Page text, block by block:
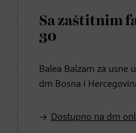
Sa zaštitnim
30
Balea Balzam za usne
dm Bosna i
Dostupno na dm